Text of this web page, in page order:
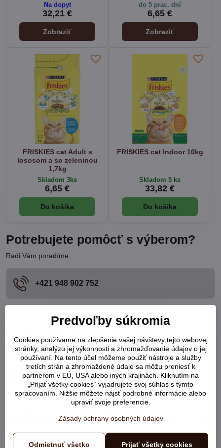
Na dopyt
32,21 €
Zobraziť
do 5 prac. dní
6,65 €
Zobraziť
FRISKIES cat Adult s
lososom a so zeleninou
1,7kg
Skladom 3ks
6,65 €
Do košíka
FRISKIES cat Indoor 10kg
Skladom 5 ks
33,82 €
Do košíka
Potrebujete pomôcť s výberom?
Radi Vám poradíme:
+421 948 902 752
Ako boli s našimi službami spokojní samotní zákazníci:
Naše služby - Vaše výhody
Ako každý dobrý E-Shop, aj my ponúkame množstvo výhod pre
vás - zákazníkov. Každého zákazníka si vážime a snažíme sa o
maximálnu možnú spokojnosť z vašej strany.
samozrejmé návyky obchodníkov, kde zákazník bol vždy na prvom
Predvoľby súkromia
Cookies používame na zlepšenie vašej návštevy tejto webovej
stránky, analýzu jej výkonnosti a zhromažďovanie údajov o jej
používaní. Na tento účel môžeme použiť nástroje a služby
tretích strán a zhromaždené údaje sa môžu preniesť k
partnerom v EÚ, USA alebo iných krajinách. Kliknutím na
„Prijať všetky cookies“ vyjadrujete svoj súhlas s týmto
spracovaním. Nižšie môžete nájsť podrobné informácie alebo
upraviť svoje preferencie.
Zásady ochrany osobných údajov
Prijať všetky cookies
Odmietnuť všetko